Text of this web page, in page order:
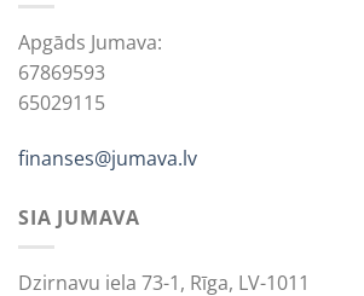
Apgāds Jumava:
67869593
65029115
finanses@jumava.lv
SIA JUMAVA
Dzirnavu iela 73-1, Rīga, LV-1011